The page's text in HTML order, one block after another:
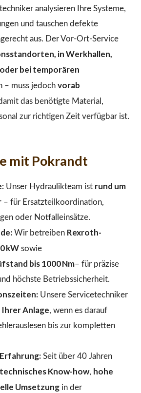
analysieren Ihre Systeme,
und tauschen defekte
aus. Der Vor-Ort-Service
in Werkhallen,
bei temporären
– muss jedoch vorab
das benötigte Material,
zur richtigen Zeit verfügbar ist.
mit Pokrandt
Unser Hydraulikteam ist rund um
– für Ersatzteilkoordination,
oder Notfalleinsätze.
Wir betreiben Rexroth-
kW sowie
bis 1000 Nm– für präzise
höchste Betriebssicherheit.
Unsere Servicetechniker
Anlage, wenn es darauf
bis zur kompletten
Seit über 40 Jahren
technisches Know-how, hohe
Umsetzung in der